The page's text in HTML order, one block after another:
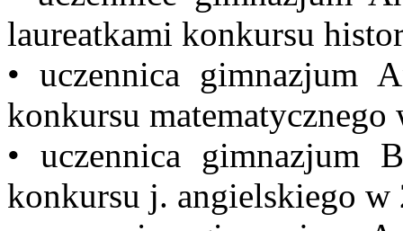
laureatkami konkursu
• uczennica gimnazjum
konkursu
• uczennica gimnazjum
konkursu j. angielskiego w